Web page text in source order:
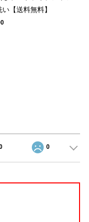
【送料無料】
0